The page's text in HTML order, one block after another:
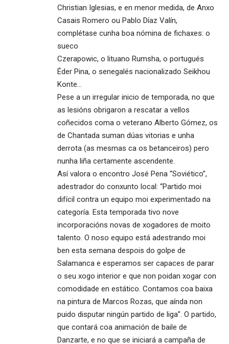
Christian Iglesias, e en menor medida, de Anxo
Casais Romero ou Pablo Díaz Valín,
complétase cunha boa nómina de fichaxes: o
sueco
Czerapowic, o lituano Rumsha, o portugués
Éder Pina, o senegalés nacionalizado Seikhou
Konte…
Pese a un irregular inicio de temporada, no que
as lesións obrigaron a rescatar a vellos
coñecidos coma o veterano Alberto Gómez, os
de Chantada suman dúas vitorias e unha
derrota (as mesmas ca os betanceiros) pero
nunha liña certamente ascendente.
Así valora o encontro José Pena “Soviético”,
adestrador do conxunto local: “Partido moi
difícil contra un equipo moi experimentado na
categoría. Esta temporada tivo nove
incorporacións novas de xogadores de moito
talento. O noso equipo está adestrando moi
ben esta semana despois do golpe de
Salamanca e esperamos ser capaces de parar
o seu xogo interior e que non poidan xogar con
comodidade en estático. Contamos coa baixa
na pintura de Marcos Rozas, que aínda non
puido disputar ningún partido de liga”. O partido,
que contará coa animación de baile de
Danzarte, e no que se iniciará a campaña de